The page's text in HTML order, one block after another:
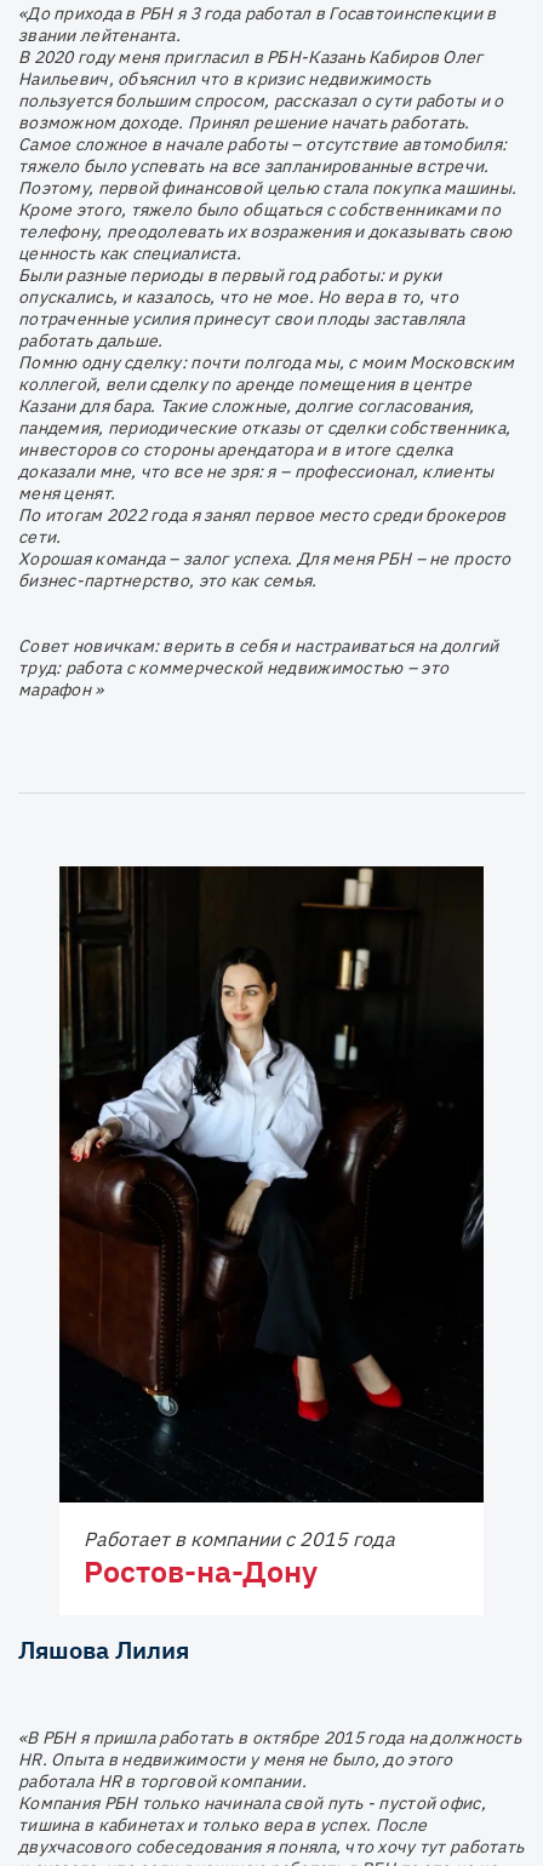
«До прихода в РБН я 3 года работал в Госавтоинспекции в
звании лейтенанта.
В 2020 году меня пригласил в РБН-Казань Кабиров Олег
Наильевич, объяснил что в кризис недвижимость
пользуется большим спросом, рассказал о сути работы и о
возможном доходе. Принял решение начать работать.
Самое сложное в начале работы – отсутствие автомобиля:
тяжело было успевать на все запланированные встречи.
Поэтому, первой финансовой целью стала покупка машины.
Кроме этого, тяжело было общаться с собственниками по
телефону, преодолевать их возражения и доказывать свою
ценность как специалиста.
Были разные периоды в первый год работы: и руки
опускались, и казалось, что не мое. Но вера в то, что
потраченные усилия принесут свои плоды заставляла
работать дальше.
Помню одну сделку: почти полгода мы, с моим Московским
коллегой, вели сделку по аренде помещения в центре
Казани для бара. Такие сложные, долгие согласования,
пандемия, периодические отказы от сделки собственника,
инвесторов со стороны арендатора и в итоге сделка
доказали мне, что все не зря: я – профессионал, клиенты
меня ценят.
По итогам 2022 года я занял первое место среди брокеров
сети.
Хорошая команда – залог успеха. Для меня РБН – не просто
бизнес-партнерство, это как семья.
Совет новичкам: верить в себя и настраиваться на долгий
труд: работа с коммерческой недвижимостью – это
марафон »
Работает в компании с 2015 года
Ростов-на-Дону
Ляшова Лилия
«В РБН я пришла работать в октябре 2015 года на должность
HR. Опыта в недвижимости у меня не было, до этого
работала HR в торговой компании.
Компания РБН только начинала свой путь - пустой офис,
тишина в кабинетах и только вера в успех. После
двухчасового собеседования я поняла, что хочу тут работать